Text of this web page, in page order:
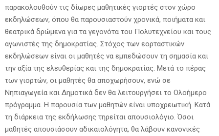
παρακολουθούν τις δίωρες μαθητικές γιορτές στον χώρο
εκδηλώσεων, όπου θα παρουσιαστούν χρονικά, ποιήματα και
θεατρικά δρώμενα για τα γεγονότα του Πολυτεχνείου και τους
αγωνιστές της δημοκρατίας. Στόχος των εορταστικών
εκδηλώσεων είναι οι μαθητές να εμπεδώσουν τη σημασία και
την αξία της ελευθερίας και της δημοκρατίας. Μετά το πέρας
των γιορτών, οι μαθητές θα αποχωρήσουν, ενώ σε
Νηπιαγωγεία και Δημοτικά δεν θα λειτουργήσει το Ολοήμερο
πρόγραμμα. Η παρουσία των μαθητών είναι υποχρεωτική. Κατά
τη διάρκεια της εκδήλωσης τηρείται απουσιολόγιο. Όσοι
μαθητές απουσιάσουν αδικαιολόγητα, θα λάβουν κανονικές